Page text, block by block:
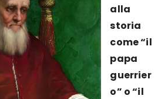
alla
storia
come “il
papa
guerrier
o” o “il